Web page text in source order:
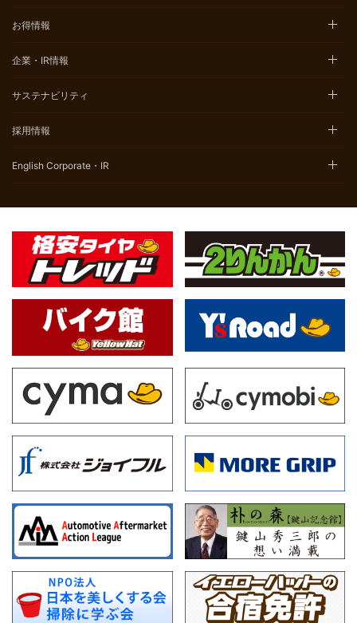
お得情報
企業・IR情報
サステナビリティ
採用情報
English Corporate・IR